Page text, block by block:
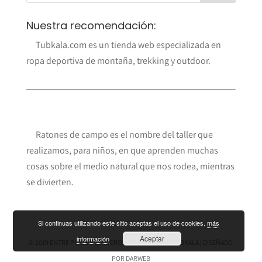
Nuestra recomendación:
Tubkala.com es un tienda web especializada en
ropa deportiva de montaña, trekking y outdoor.
Ratones de campo es el nombre del taller que
realizamos, para niños, en que aprenden muchas
cosas sobre el medio natural que nos rodea, mientras
se divierten.
© 2019 ENTRE PICOS Y SENDEROS ES UN BLOG DE TUBKALA
POR DARWEB
Si continuas utilizando este sitio aceptas el uso de cookies.más
información
Aceptar